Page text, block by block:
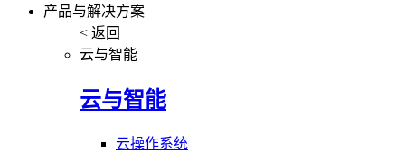
产品与解决方案
< 返回
云与智能
云与智能
云操作系统